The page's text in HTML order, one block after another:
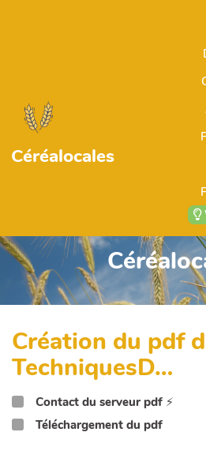
Céréalocales
Création du pdf
TechniquesD…
Contact du serveur pdf ⚡
Téléchargement du pdf